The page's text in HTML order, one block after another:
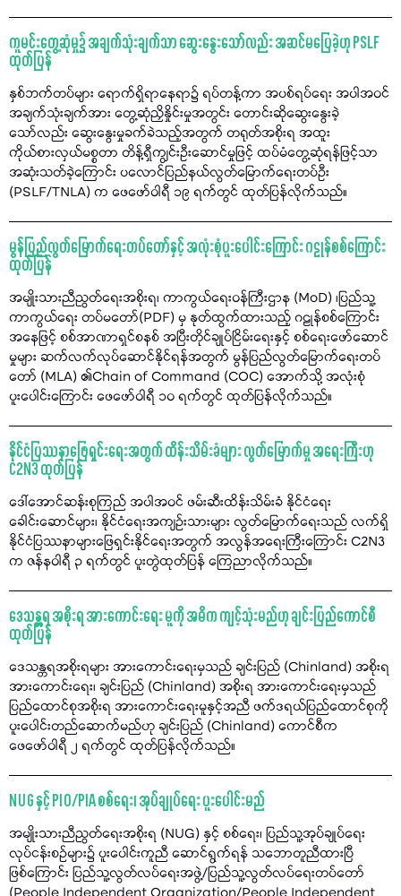
ကူမင်းတွေ့ဆုံမှု၌ အချက်သုံးချက်သာ ဆွေးနွေးသော်လည်း အဆင်မပြေခဲ့ဟု PSLF
ထုတ်ပြန်
နှစ်ဘက်တပ်များ ရောက်ရှိရာနေရာ၌ ရပ်တန့်ကာ အပစ်ရပ်ရေး အပါအဝင်
အချက်သုံးချက်အား တွေ့ဆုံညှိနှိုင်းမှုအတွင်း တောင်းဆိုဆွေးနွေးခဲ့
သော်လည်း ဆွေးနွေးမှုခက်ခဲသည့်အတွက် တရုတ်အစိုးရ အထူး
ကိုယ်စားလှယ်မစ္စတာ တိန့်ရှီကျွင်းဦးဆောင်မှုဖြင့် ထပ်မံတွေ့ဆုံရန်ဖြင့်သာ
အဆုံးသတ်ခဲ့ကြောင်း ပလောင်ပြည်နယ်လွတ်မြောက်ရေးတပ်ဦး
(PSLF/TNLA) က ဖေဖော်ဝါရီ ၁၉ ရက်တွင် ထုတ်ပြန်လိုက်သည်။
မွန်ပြည်လွတ်မြောက်ရေးတပ်တော်နှင့် အလုံးစုံပူးပေါင်းကြောင်း ဂဠုန်စစ်ကြောင်း
ထုတ်ပြန်
အမျိုးသားညီညွတ်ရေးအစိုးရ၊ ကာကွယ်ရေးဝန်ကြီးဌာန (MoD) ၊ပြည်သူ့
ကာကွယ်ရေး တပ်မတော်(PDF) မှ နုတ်ထွက်ထားသည့် ဂဠုန်စစ်ကြောင်း
အနေဖြင့် စစ်အာဏာရှင်စနစ် အပြီးတိုင်ချုပ်ငြိမ်းရေးနှင့် စစ်ရေးဖော်ဆောင်
မှုများ ဆက်လက်လုပ်ဆောင်နိုင်ရန်အတွက် မွန်ပြည်လွတ်မြောက်ရေးတပ်
တော် (MLA) ၏Chain of Command (COC) အောက်သို့ အလုံးစုံ
ပူးပေါင်းကြောင်း ဖေဖော်ဝါရီ ၁၀ ရက်တွင် ထုတ်ပြန်လိုက်သည်။
နိုင်ငံပြဿနာဖြေရှင်းရေးအတွက် ထိန်းသိမ်းခံများ လွတ်မြောက်မှု အရေးကြီးဟု
C2N3 ထုတ်ပြန်
ဒေါ်အောင်ဆန်းစုကြည် အပါအဝင် ဖမ်းဆီးထိန်းသိမ်းခံ နိုင်ငံရေး
ခေါင်းဆောင်များ၊ နိုင်ငံရေးအကျဉ်းသားများ လွတ်မြောက်ရေးသည် လက်ရှိ
နိုင်ငံပြဿနာများဖြေရှင်းနိုင်ရေးအတွက် အလွန်အရေးကြီးကြောင်း C2N3
က ဇန်နဝါရီ ၃ ရက်တွင် ပူးတွဲထုတ်ပြန် ကြေညာလိုက်သည်။
ဒေသန္တရ အစိုးရ အားကောင်းရေး မူကို အဓိက ကျင့်သုံးမည်ဟု ချင်းပြည်ကောင်စီ
ထုတ်ပြန်
ဒေသန္တရအစိုးရများ အားကောင်းရေးမှသည် ချင်းပြည် (Chinland) အစိုးရ
အားကောင်းရေး၊ ချင်းပြည် (Chinland) အစိုးရ အားကောင်းရေးမှသည်
ပြည်ထောင်စုအစိုးရ အားကောင်းရေးမူနှင့်အညီ ဖက်ဒရယ်ပြည်ထောင်စုကို
ပူးပေါင်းတည်ဆောက်မည်ဟု ချင်းပြည် (Chinland) ကောင်စီက
ဖေဖော်ဝါရီ ၂ ရက်တွင် ထုတ်ပြန်လိုက်သည်။
NUG နှင့် PIO/PIA စစ်ရေး၊ အုပ်ချုပ်ရေး ပူးပေါင်းမည်
အမျိုးသားညီညွတ်ရေးအစိုးရ (NUG) နှင့် စစ်ရေး၊ ပြည်သူ့အုပ်ချုပ်ရေး
လုပ်ငန်းစဉ်များ၌ ပူးပေါင်းကူညီ ဆောင်ရွက်ရန် သဘောတူညီထားပြီ
ဖြစ်ကြောင်း ပြည်သူ့လွတ်လပ်ရေးအဖွဲ့/ပြည်သူ့လွတ်လပ်ရေးတပ်တော်